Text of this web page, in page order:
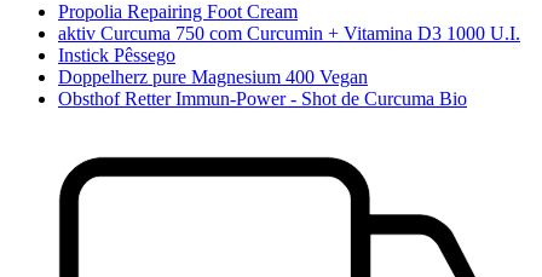
Propolia Repairing Foot Cream
aktiv Curcuma 750 com Curcumin + Vitamina D3 1000 U.I.
Instick Pêssego
Doppelherz pure Magnesium 400 Vegan
Obsthof Retter Immun-Power - Shot de Curcuma Bio